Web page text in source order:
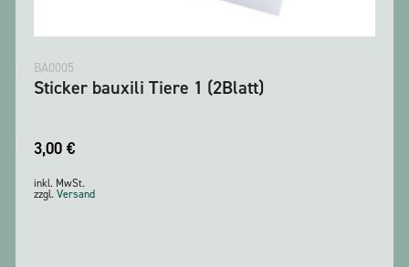
BA0005
Sticker bauxili Tiere 1 (2Blatt)
3,00 €
inkl. MwSt.
zzgl. Versand